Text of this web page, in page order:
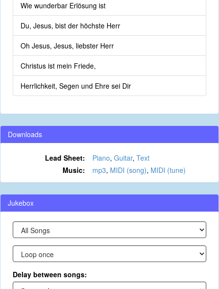
Wie wunderbar Erlösung ist
Du, Jesus, bist der höchste Herr
Oh Jesus, Jesus, liebster Herr
Christus ist mein Friede,
Herrlichkeit, Segen und Ehre sei Dir
Downloads
Lead Sheet: Piano, Guitar, Text
Music:
mp3, MIDI (song), MIDI (tune)
Jukebox
Delay between songs: